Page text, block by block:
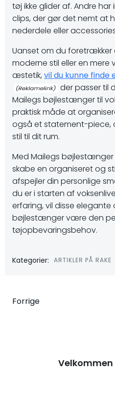
tøj ikke glider af. Andre
clips, der gør det nemt at
nederdele eller
Uanset om du foretrækker
moderne stil eller en
æstetik, vil du kunne finde
der passer til
Mailegs bøjlestænger til
praktisk måde at
også et statement-piece,
stil til dit rum.
Med Mailegs bøjlestænger
skabe en organiseret og
afspejler din personlige
du er i starten af
erfaring, vil disse elegante
bøjlestænger være den
tøjopbevaringsbehov.
Kategorier: ARTIKLER PÅ RAKE
Forrige
Velkommen